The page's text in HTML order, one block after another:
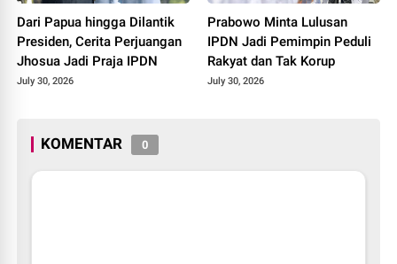
Dari Papua hingga Dilantik
Presiden, Cerita Perjuangan
Jhosua Jadi Praja IPDN
July 30, 2026
Prabowo Minta Lulusan
IPDN Jadi Pemimpin Peduli
Rakyat dan Tak Korup
July 30, 2026
KOMENTAR 0